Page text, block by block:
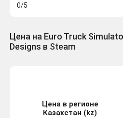
0/5
Цена на Euro Truck
Designs в Steam
Цена в регионе
Казахстан (kz)